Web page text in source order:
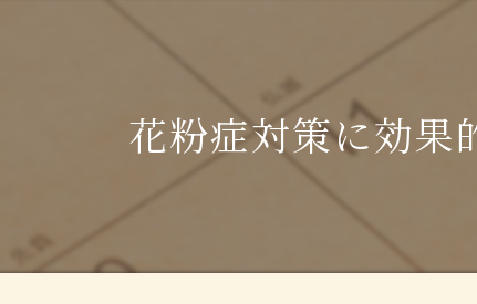
花粉症対策に効果